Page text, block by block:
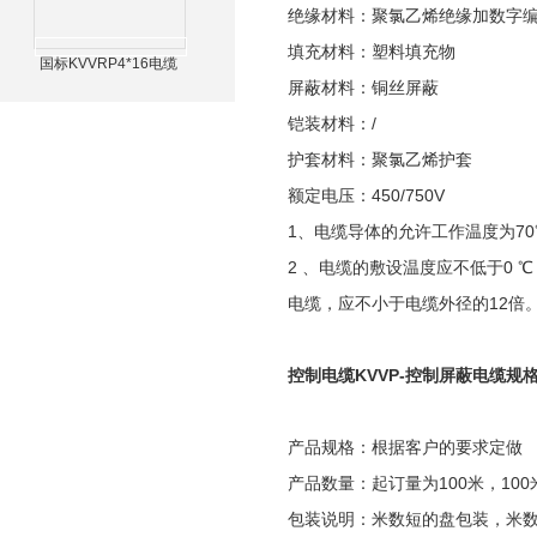
国标KVVRP4*16电缆
绝缘材料：聚氯乙烯绝缘加数字
填充材料：塑料填充物
屏蔽材料：铜丝屏蔽
铠装材料：/
护套材料：聚氯乙烯护套
额定电压：450/750V
1、电缆导体的允许工作温度为
2 、电缆的敷设温度应不低于0
电缆，应不小于电缆外径的12倍
控制电缆KVVP-控制屏蔽电缆规
产品规格：根据客户的要求定做
产品数量：起订量为100米，100
包装说明：米数短的盘包装，米